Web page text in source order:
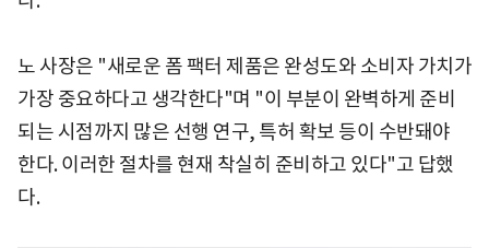
노 사장은 "새로운 폼 팩터 제품은 완성도와 소비자 가치가
가장 중요하다고 생각한다"며 "이 부분이 완벽하게 준비
되는 시점까지 많은 선행 연구, 특허 확보 등이 수반돼야
한다. 이러한 절차를 현재 착실히 준비하고 있다"고 답했
다.